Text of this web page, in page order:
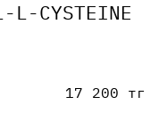
L-CYSTEINE
17 200 тг